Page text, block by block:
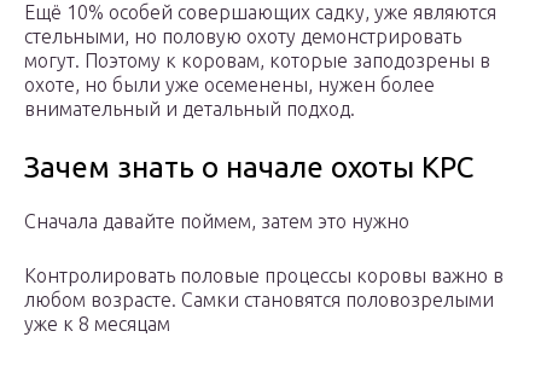
Ещё 10% особей совершающих садку, уже являются
стельными, но половую охоту демонстрировать
могут. Поэтому к коровам, которые заподозрены в
охоте, но были уже осеменены, нужен более
внимательный и детальный подход.
Зачем знать о начале охоты КРС
Сначала давайте поймем, затем это нужно
Контролировать половые процессы коровы важно в
любом возрасте. Самки становятся половозрелыми
уже к 8 месяцам